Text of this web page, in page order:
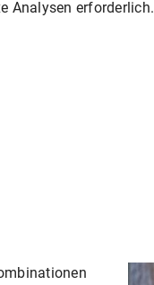
Analysen erforderlich.